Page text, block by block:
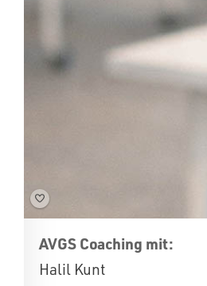
AVGS Coaching mit:
Halil Kunt